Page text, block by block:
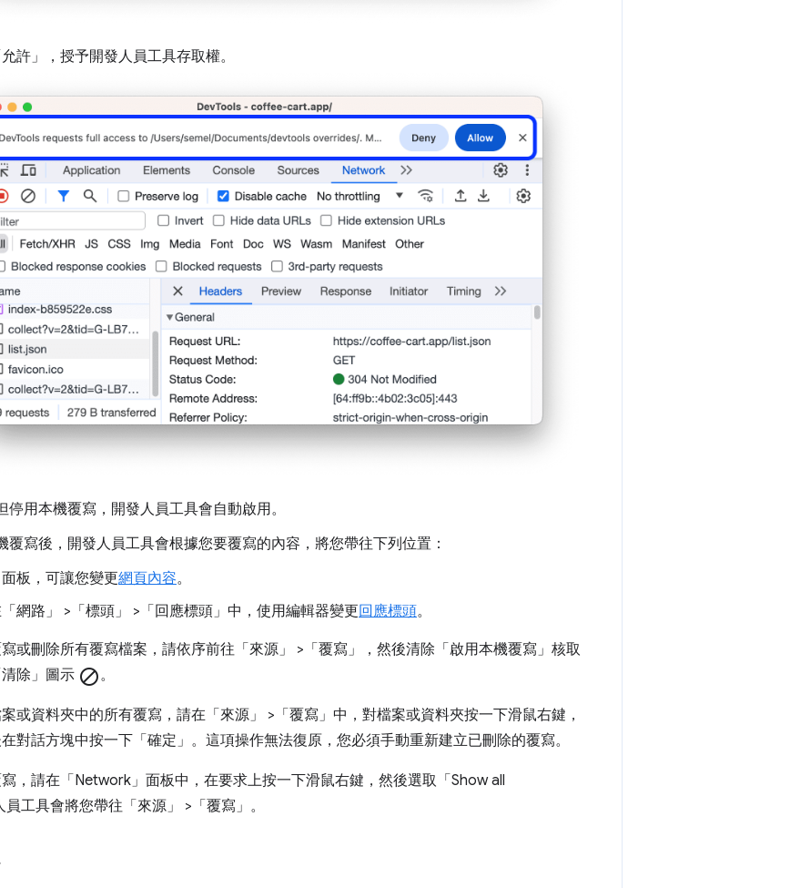
許」 ，授予開發人員工具存取權。
停用本機覆寫，開發人員工具會自動啟用。
覆寫後，開發人員工具會根據您要覆寫的內容，將您帶往下列位置：
面板，可讓您變更網頁內容。
網路」
>「標頭」 >「回應標頭」 中，使用編輯器變更回應標頭。
或刪除所有覆寫檔案，請依序前往「來源」 >「覆寫」 ，然後清除「啟用本機覆寫」 核取
除」 圖示 block。
或資料夾中的所有覆寫，請在「來源」 >「覆寫」 中，對檔案或資料夾按一下滑鼠右鍵，
在對話方塊中按一下「確定」 。這項操作無法復原，您必須手動重新建立已刪除的覆寫。
，請在「Network」 面板中，在要求上按一下滑鼠右鍵，然後選取「Show all
員工具會將您帶往「來源」 >「覆寫」 。